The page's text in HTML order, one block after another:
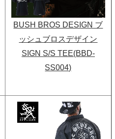
BUSH BROS DESIGN ブ
ッシュブロスデザイン
SIGN S/S TEE(BBD-
SS004)